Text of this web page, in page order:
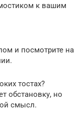
к вашим
и посмотрите на
тостах?
обстановку, но
смысл.